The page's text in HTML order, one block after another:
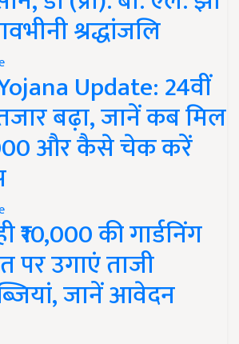
श्रद्धांजलि
Update: 24वीं
बढ़ा, जानें कब मिल
और कैसे चेक करें
₹10,000 की गार्डनिंग
उगाएं ताजी
जानें आवेदन